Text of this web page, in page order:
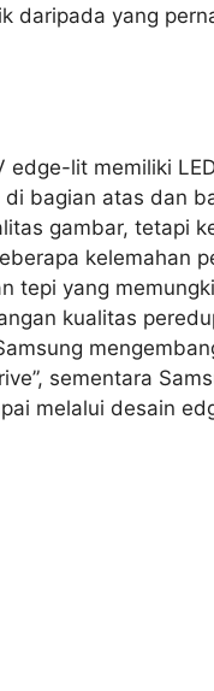
daripada yang
edge-lit memiliki
bagian atas dan
gambar, tetapi
kelemahan
tepi yang
kualitas
sementara
melalui desain